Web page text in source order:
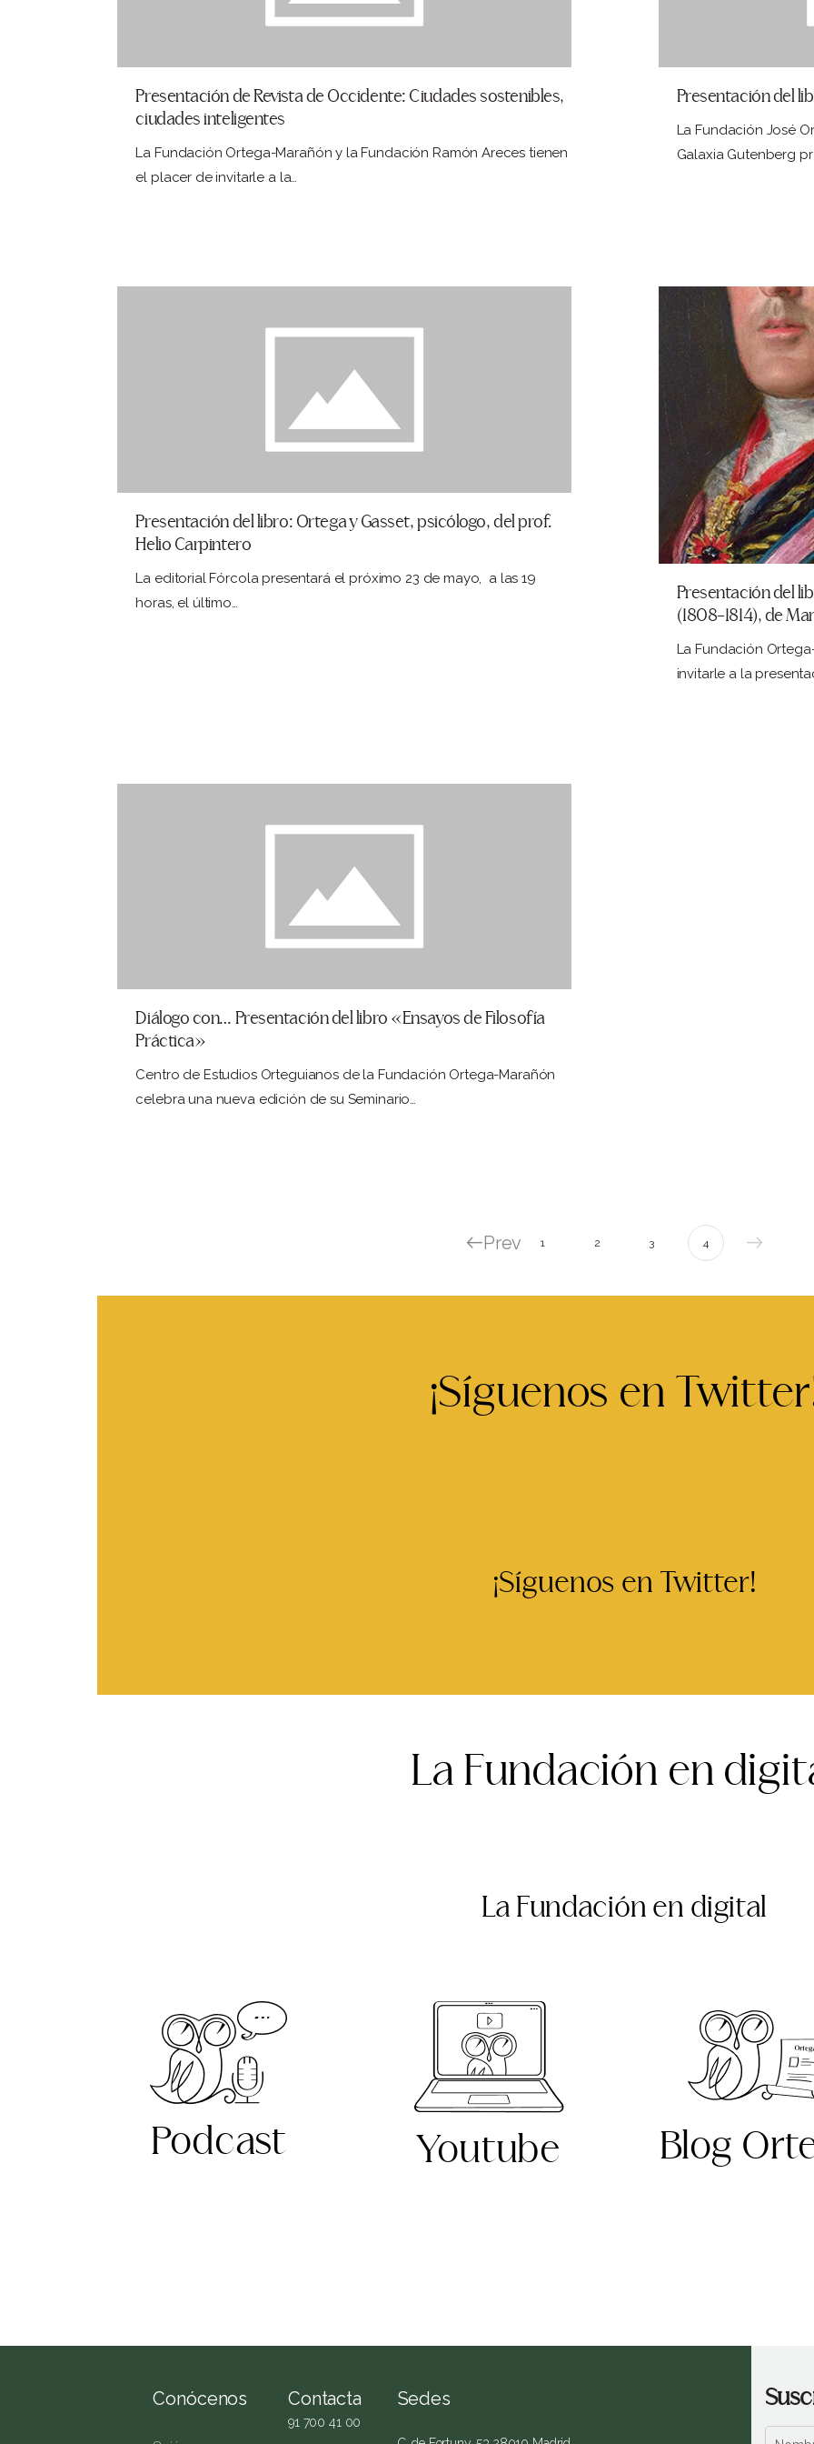
Presentación de Revista de Occidente: Ciudades sostenibles,
ciudades inteligentes
La Fundación Ortega-Marañón y la Fundación Ramón Areces tienen
el placer de invitarle a la…
Presentación del
La Fundación José
Galaxia Gutenberg
Presentación del libro: Ortega y Gasset, psicólogo, del prof.
Helio Carpintero
La editorial Fórcola presentará el próximo 23 de mayo, a las 19
horas, el último…
Presentación del
(1808-1814), de
La Fundación
invitarle a la
Diálogo con… Presentación del libro «Ensayos de Filosofía
Práctica»
Centro de Estudios Orteguianos de la Fundación Ortega-Marañón
celebra una nueva edición de su Seminario…
Prev 1 2 3 4
¡Síguenos en
¡Síguenos en Twitter!
La Fundación en
La Fundación en digital
Podcast Youtube Blog
Conócenos Contacta
91 700 41 00
Sedes